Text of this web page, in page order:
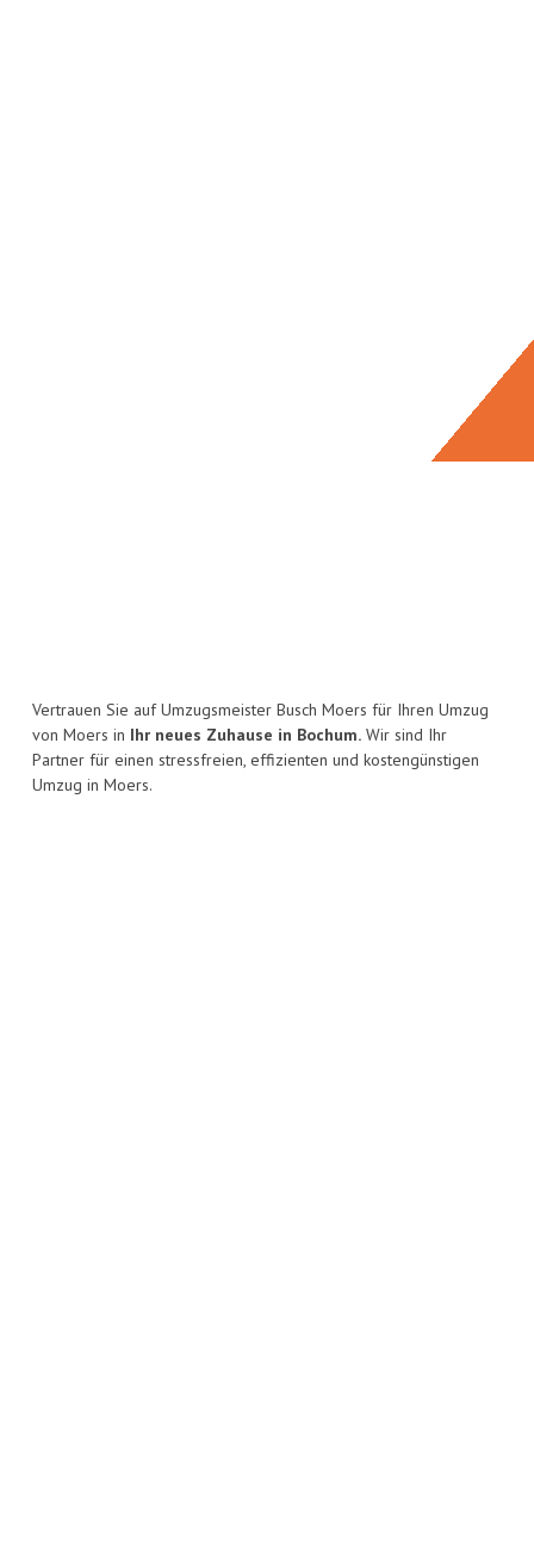
Vertrauen Sie auf Umzugsmeister Busch Moers für Ihren Umzug
von Moers in Ihr neues Zuhause in Bochum. Wir sind Ihr
Partner für einen stressfreien, effizienten und kostengünstigen
Umzug in Moers.